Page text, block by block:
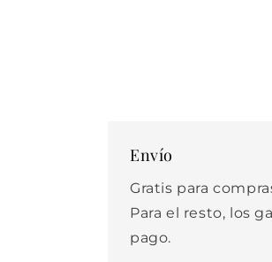
Envío
Gratis para
Para el resto, los
pago.